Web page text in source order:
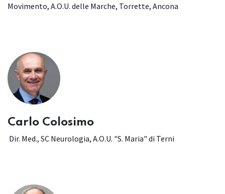
Movimento, A.O.U. delle Marche, Torrette, Ancona
Carlo Colosimo
Dir. Med., SC Neurologia, A.O.U. "S. Maria" di Terni